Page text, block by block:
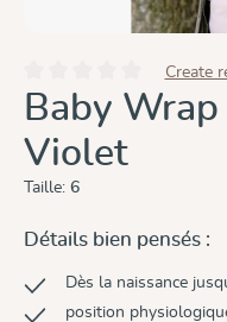
Note moyenne de 0 sur 5
Create
Baby
Violet
Taille: 6
Détails bien pensés :
Dès la naissance
position